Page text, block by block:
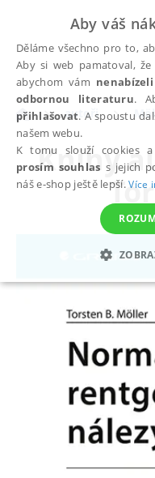
autoři
Knihy
Aby váš
Děláme všechno pro to,
Aby si web pamatoval,
abychom vám
odbornou literaturu.
přihlašovat. A spoustu
našem webu.
K tomu slouží cookies
prosím souhlas s jejich
náš e-shop ještě lepší.Více
NEZBYTNÉ
FUNKČNÍ
Nezbytné
Nezbytně nutné soubory
stránek, jako je přihlášení
bez nezbytně nutných